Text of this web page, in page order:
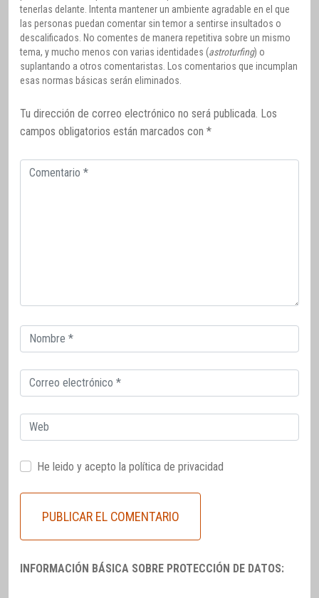
tenerlas delante. Intenta mantener un ambiente agradable en el que
las personas puedan comentar sin temor a sentirse insultados o
descalificados. No comentes de manera repetitiva sobre un mismo
tema, y mucho menos con varias identidades (astroturfing) o
suplantando a otros comentaristas. Los comentarios que incumplan
esas normas básicas serán eliminados.
Tu dirección de correo electrónico no será publicada. Los
campos obligatorios están marcados con *
Comentario
Correo
electrónico
Correo
electrónico
Web
He leido y acepto la política de privacidad
INFORMACIÓN BÁSICA SOBRE PROTECCIÓN DE DATOS: